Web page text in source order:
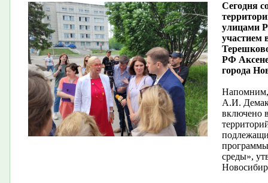
Cегодня
улицами
участием
РФ
города
Напомним,
А.И.
включено
среды»,